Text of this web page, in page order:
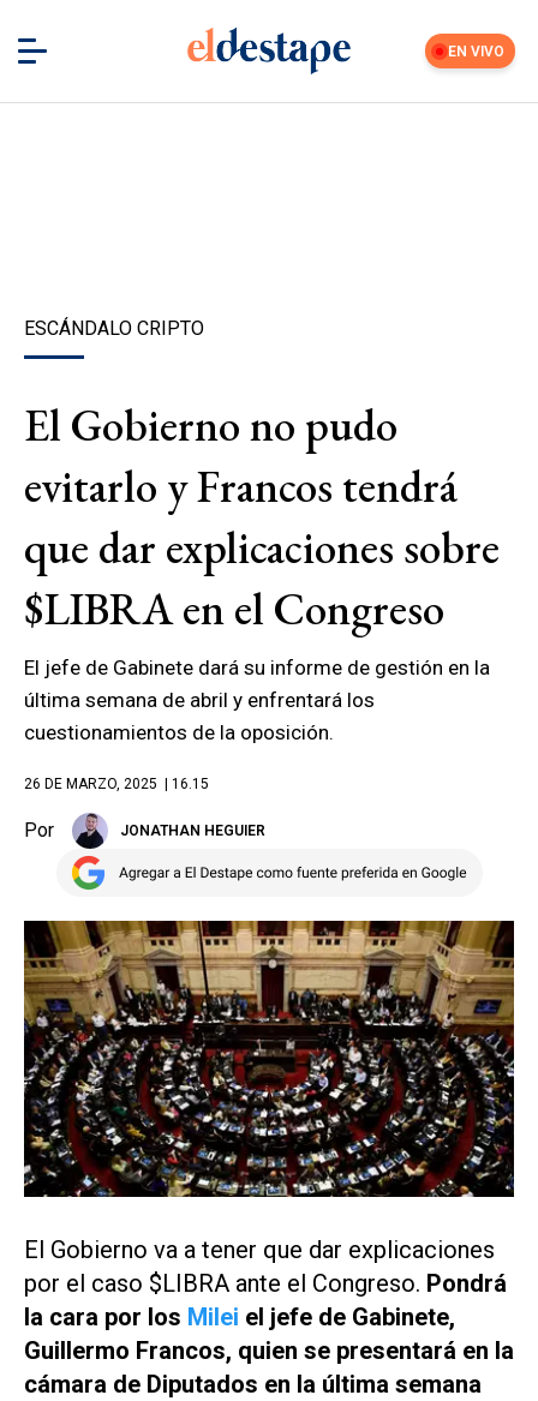
EN VIVO
ESCÁNDALO CRIPTO
El Gobierno no pudo
evitarlo y Francos tendrá
que dar explicaciones sobre
$LIBRA en el Congreso
El jefe de Gabinete dará su informe de gestión en la
última semana de abril y enfrentará los
cuestionamientos de la oposición.
26 DE MARZO, 2025 | 16.15
Por JONATHAN HEGUIER
El Gobierno va a tener que dar explicaciones
por el caso $LIBRA ante el Congreso. Pondrá
la cara por los Milei el jefe de Gabinete,
Guillermo Francos, quien se presentará en la
cámara de Diputados en la última semana